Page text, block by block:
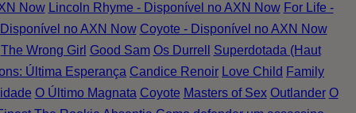
Now Lincoln Rhyme - Disponível no AXN Now For Life -
no AXN Now Coyote - Disponível no AXN Now
The Wrong Girl Good Sam Os Durrell
Superdotada (Haut
Última Esperança Candice Renoir Love Child Family
O Último Magnata Coyote Masters of Sex Outlander O